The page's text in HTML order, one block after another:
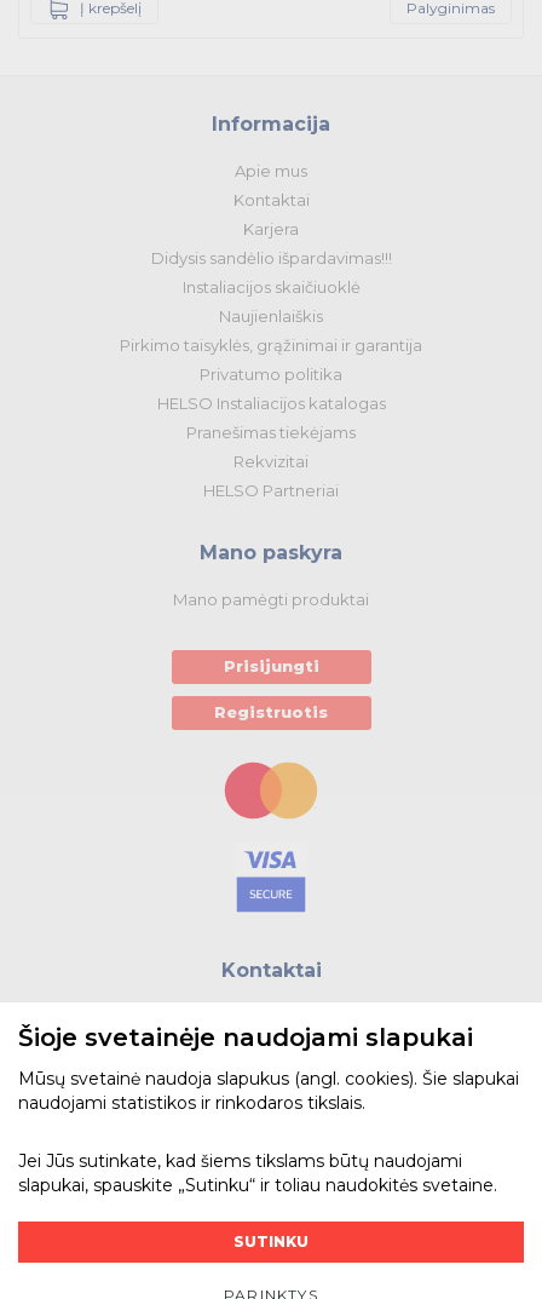
Į krepšelį Palyginimas
Informacija
Apie mus
Kontaktai
Karjera
Didysis sandėlio išpardavimas!!!
Instaliacijos skaičiuoklė
Naujienlaiškis
Pirkimo taisyklės, grąžinimai ir garantija
Privatumo politika
HELSO Instaliacijos katalogas
Pranešimas tiekėjams
Rekvizitai
HELSO Partneriai
Mano paskyra
Mano pamėgti produktai
Prisijungti
Registruotis
Kontaktai
Telefonas:+370 5 215 0070
Adresas: Vilkpėdės g. 4, LT-03151, Vilnius
Bendraukime
Šioje svetainėje naudojami slapukai
Mūsų svetainė naudoja slapukus (angl. cookies). Šie slapukai
naudojami statistikos ir rinkodaros tikslais.
Jei Jūs sutinkate, kad šiems tikslams būtų naudojami
slapukai, spauskite „Sutinku“ ir toliau naudokitės svetaine.
SUTINKU
PARINKTYS